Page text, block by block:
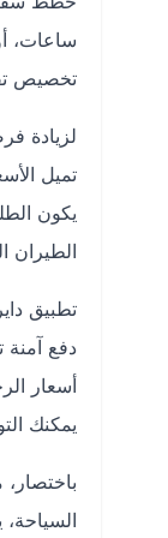
ساعات،
تخصيص
لزيادة
تميل
يكون
الطيران
دفع آمنة
أسعار
يمكنك